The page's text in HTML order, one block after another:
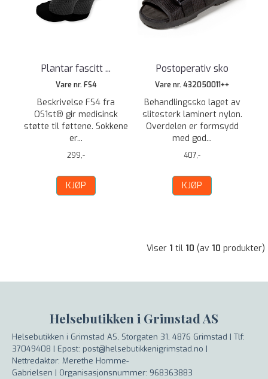
Plantar fascitt ...
Vare nr. FS4
Beskrivelse FS4 fra
OS1st® gir medisinsk
støtte til føttene. Sokkene
er...
299,-
KJØP
Postoperativ sko
Vare nr. 432050011++
Behandlingssko laget av
slitesterk laminert nylon.
Overdelen er formsydd
med god...
407,-
KJØP
Viser 1 til 10 (av 10 produkter)
Helsebutikken i Grimstad AS
Helsebutikken i Grimstad AS, Storgaten 31, 4876 Grimstad | Tlf:
37049408 | Epost: post@helsebutikkenigrimstad.no |
Nettredaktør: Merethe Homme-
Gabrielsen | Organisasjonsnummer: 968363883